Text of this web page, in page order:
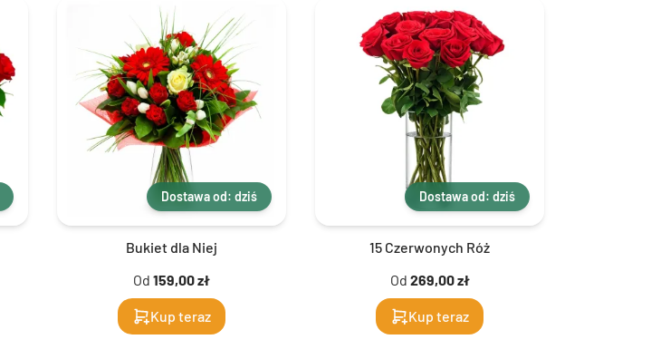
Dostawa od: dziś
Bukiet dla Niej
Od 159,00 zł
Kup teraz
Dostawa od: dziś
15 Czerwonych Róż
Od 269,00 zł
Kup teraz